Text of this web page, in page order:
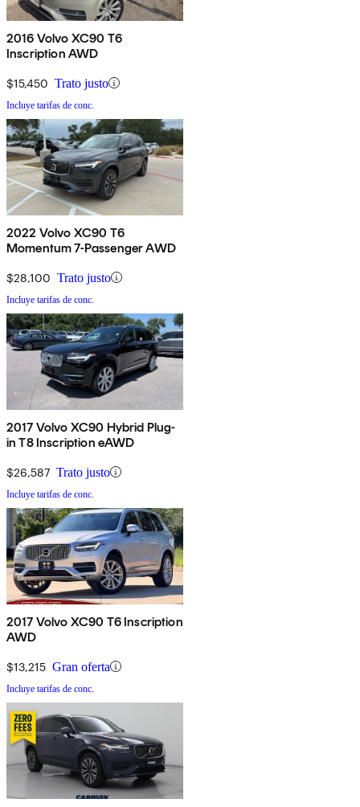
2016 Volvo XC90 T6
Inscription AWD
$15,450 Trato justo
Incluye tarifas de conc.
2022 Volvo XC90 T6
Momentum 7-Passenger AWD
$28,100 Trato justo
Incluye tarifas de conc.
2017 Volvo XC90 Hybrid Plug-
in T8 Inscription eAWD
$26,587 Trato justo
Incluye tarifas de conc.
2017 Volvo XC90 T6 Inscription
AWD
$13,215 Gran oferta
Incluye tarifas de conc.